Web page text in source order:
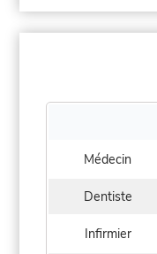
Médecin
Dentiste
Infirmier